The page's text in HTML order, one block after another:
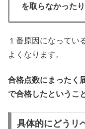
を取らなかった
１番原因になってい
よくなります。
合格点数にまったく
で合格したというこ
具体的にどうリ